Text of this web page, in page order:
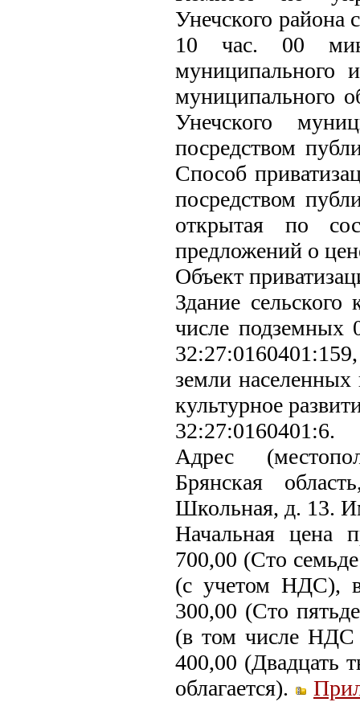
Унечского района
10 час. 00
муниципального
муниципального
Унечского
посредством
Способ
посредством
открытая по
предложений о
Объект
Здание
числе подземных
земли населенных
культурное
32:27:0160401:6.
Адрес
Брянская
Школьная, д. 13.
Начальная цена
700,00 (Сто
(с учетом НДС), в
300,00 (Сто
(в том числе НДС
400,00 (Двадцать
облагается).